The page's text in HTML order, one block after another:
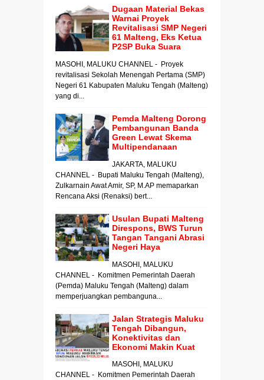
Dugaan Material Bekas
Warnai Proyek
Revitalisasi SMP Negeri
61 Malteng, Eks Ketua
P2SP Buka Suara
MASOHI, MALUKU CHANNEL - Proyek
revitalisasi Sekolah Menengah Pertama (SMP)
Negeri 61 Kabupaten Maluku Tengah (Malteng)
yang di...
Pemda Malteng Dorong
Pembangunan Banda
Green Lewat Skema
Multipendanaan
JAKARTA, MALUKU
CHANNEL - Bupati Maluku Tengah (Malteng),
Zulkarnain Awat Amir, SP, M.AP memaparkan
Rencana Aksi (Renaksi) bert...
Usulan Bupati Malteng
Direspons, BWS Turun
Tangan Tangani Abrasi
Negeri Haya
MASOHI, MALUKU
CHANNEL - Komitmen Pemerintah Daerah
(Pemda) Maluku Tengah (Malteng) dalam
memperjuangkan pembanguna...
Jalan Strategis Maluku
Tengah Dibangun,
Konektivitas dan
Ekonomi Makin Kuat
MASOHI, MALUKU
CHANNEL - Komitmen Pemerintah Daerah